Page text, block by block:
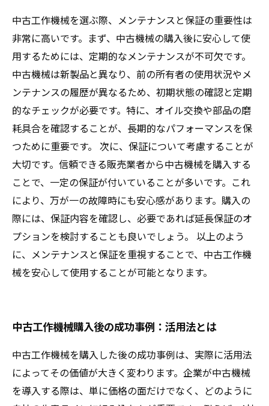
中古工作機械を選ぶ際、メンテナンスと保証の重要性は
非常に高いです。まず、中古機械の購入後に安心して使
用するためには、定期的なメンテナンスが不可欠です。
中古機械は新製品と異なり、前の所有者の使用状況やメ
ンテナンスの履歴が異なるため、初期状態の確認と定期
的なチェックが必要です。特に、オイル交換や部品の磨
耗具合を確認することが、長期的なパフォーマンスを保
つために重要です。 次に、保証について考慮することが
大切です。信頼できる販売業者から中古機械を購入する
ことで、一定の保証が付いていることが多いです。これ
により、万が一の故障時にも安心感があります。購入の
際には、保証内容を確認し、必要であれば延長保証のオ
プションを検討することも良いでしょう。 以上のよう
に、メンテナンスと保証を重視することで、中古工作機
械を安心して使用することが可能となります。
中古工作機械購入後の成功事例：活用法とは
中古工作機械を購入した後の成功事例は、実際に活用法
によってその価値が大きく変わります。企業が中古機械
を導入する際は、単に価格の面だけでなく、どのように